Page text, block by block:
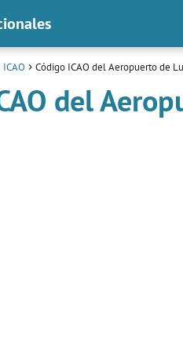
ICAO Código ICAO del Aeropuerto de
del